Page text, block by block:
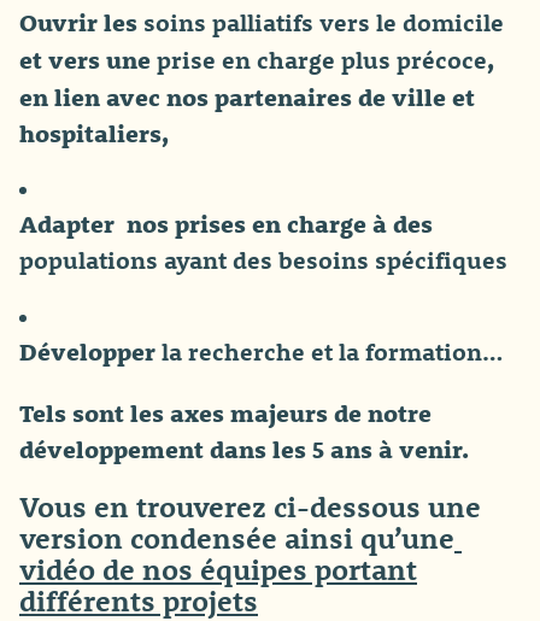
Ouvrir les soins palliatifs vers le domicile
et vers une prise en charge plus précoce,
en lien avec nos partenaires de ville et
hospitaliers,
Adapter nos prises en charge à des
populations ayant des besoins spécifiques
Développer la recherche et la formation…
Tels sont les axes majeurs de notre
développement dans les 5 ans à venir.
Vous en trouverez ci-dessous une
version condensée ainsi qu’une
vidéo de nos équipes portant
différents projets